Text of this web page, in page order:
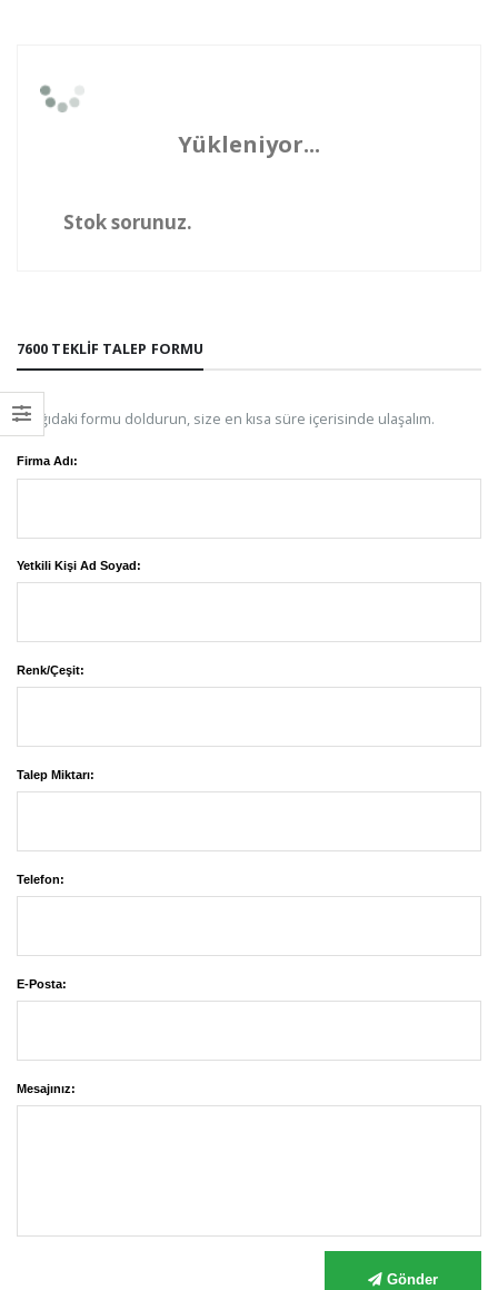
Yükleniyor...
Stok sorunuz.
7600 TEKLIF TALEP FORMU
Aşağıdaki formu doldurun, size en kısa süre içerisinde ulaşalım.
Firma Adı:
Yetkili Kişi Ad Soyad:
Renk/Çeşit:
Talep Miktarı:
Telefon:
E-Posta:
Mesajınız:
Gönder